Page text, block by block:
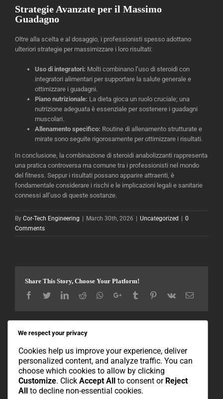
Strategie Avanzate per il Massimo
Guadagno
Oltre alla scelta e al dosaggio, i professionisti spesso adottano
ulteriori strategie per massimizzare i loro risultati:
Uso di integratori: Molti combinano l’uso di steroidi con
integratori alimentari per supportare la salute generale e
ottimizzare i guadagni.
Piano nutrizionale: La dieta gioca un ruolo cruciale; una
nutrizione adeguata è essenziale per sostenere i guadagni
muscolari.
Allenamento specifico: Routine di allenamento strutturate e
mirate sono seguite rigorosamente per ottimizzare i risultati.
In conclusione, la combinazione di steroidi anabolizzanti rappresenta
una pratica controversa ma comune tra i professionisti nel mondo
del fitness. Seppur i risultati possano apparire attraenti, è
fondamentale considerare i rischi e le implicazioni legali e sanitarie
connessi all’uso di queste sostanze.
By Cor-Tech Engineering March 30th, 2026 Uncategorized
0
Comments
Share This Story, Choose Your Platform!
Facebook
TwitterLinkedIn
Reddit Whatsapp
Google+Tumblr Pinterest
Vk Email
About the Author: Cor-Tech Engineering
We respect your privacy
Cookies help us improve your experience, deliver
personalized content, and analyze traffic. You can
choose which cookies to allow by clicking
Customize. Click Accept All to consent or Reject
All to decline non-essential cookies.